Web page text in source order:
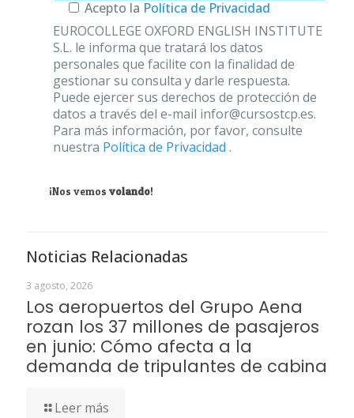
Acepto la Política de Privacidad
EUROCOLLEGE OXFORD ENGLISH INSTITUTE
S.L. le informa que tratará los datos
personales que facilite con la finalidad de
gestionar su consulta y darle respuesta.
Puede ejercer sus derechos de protección de
datos a través del e-mail infor@cursostcp.es.
Para más información, por favor, consulte
nuestra Política de Privacidad .
¡Nos vemos volando!
Noticias Relacionadas
3 agosto, 2026
Los aeropuertos del Grupo Aena
rozan los 37 millones de pasajeros
en junio: Cómo afecta a la
demanda de tripulantes de cabina
Leer más